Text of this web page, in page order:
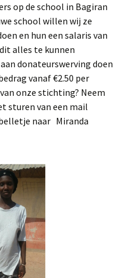
op de school in Bagiran
school willen wij ze
en hun een salaris van
alles te kunnen
donateurswerving doen
vanaf €2.50 per
onze stichting? Neem
sturen van een mail
naar Miranda